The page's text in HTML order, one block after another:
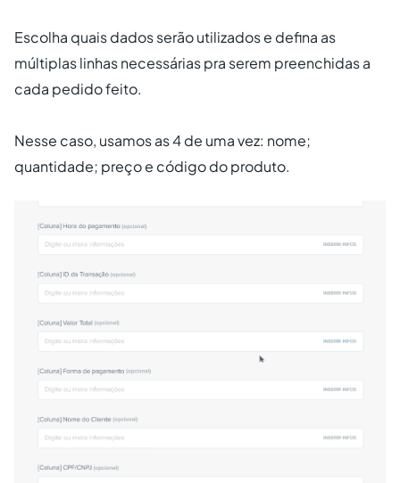
Escolha quais dados serão utilizados e defina as
múltiplas linhas necessárias pra serem preenchidas a
cada pedido feito.
Nesse caso, usamos as 4 de uma vez: nome;
quantidade; preço e código do produto.